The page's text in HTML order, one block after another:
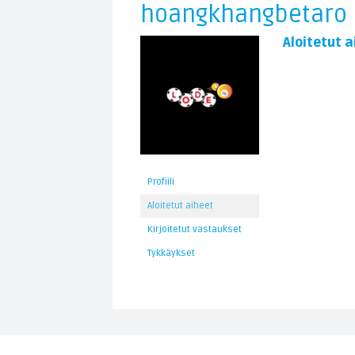
hoangkhangbetaro
Profiili
Aloitetut aiheet
Kirjoitetut vastaukset
Tykkäykset
Aloitetut